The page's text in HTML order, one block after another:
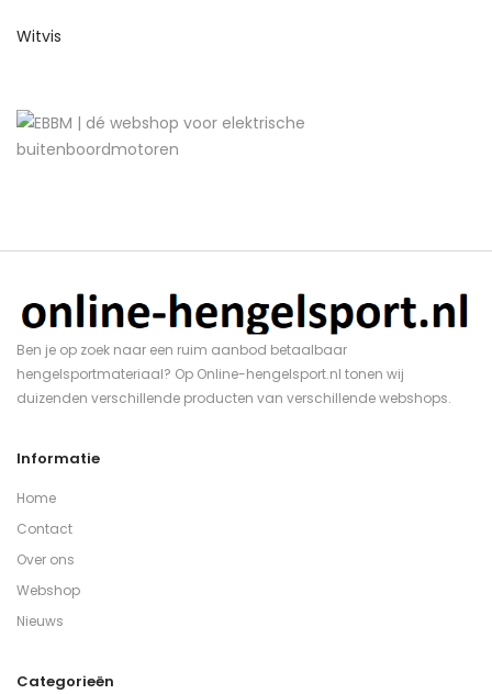
Witvis
Ben je op zoek naar een ruim aanbod betaalbaar
hengelsportmateriaal? Op Online-hengelsport.nl tonen wij
duizenden verschillende producten van verschillende webshops.
Informatie
Home
Contact
Over ons
Webshop
Nieuws
Categorieën